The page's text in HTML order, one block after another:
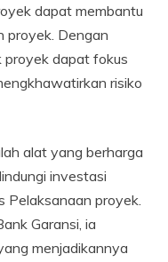
dapat membantu
proyek. Dengan
proyek dapat fokus
risiko
alat yang berharga
investasi
Pelaksanaan proyek.
Garansi, ia
menjadikannya